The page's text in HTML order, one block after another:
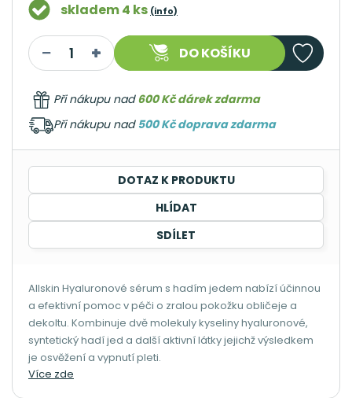
skladem 4 ks (info)
DO KOŠÍKU
Při nákupu nad600 Kč dárek zdarma
Při nákupu nad 500 Kč doprava zdarma
DOTAZ K PRODUKTU
HLÍDAT
SDÍLET
Allskin Hyaluronové sérum s hadím jedem nabízí účinnou
a efektivní pomoc v péči o zralou pokožku obličeje a
dekoltu. Kombinuje dvě molekuly kyseliny hyaluronové,
syntetický hadí jed a další aktivní látky jejichž výsledkem
je osvěžení a vypnutí pleti.
Více zde